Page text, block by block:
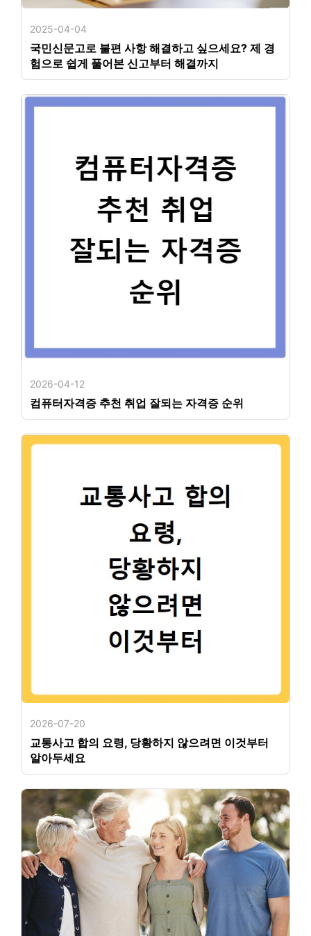
2025-04-04
국민신문고로 불편 사항 해결하고 싶으세요? 제 경
험으로 쉽게 풀어본 신고부터 해결까지
2026-04-12
컴퓨터자격증 추천 취업 잘되는 자격증 순위
2026-07-20
교통사고 합의 요령, 당황하지 않으려면 이것부터
알아두세요